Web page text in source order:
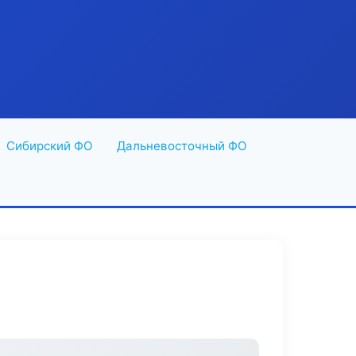
Сибирский ФО Дальневосточный ФО